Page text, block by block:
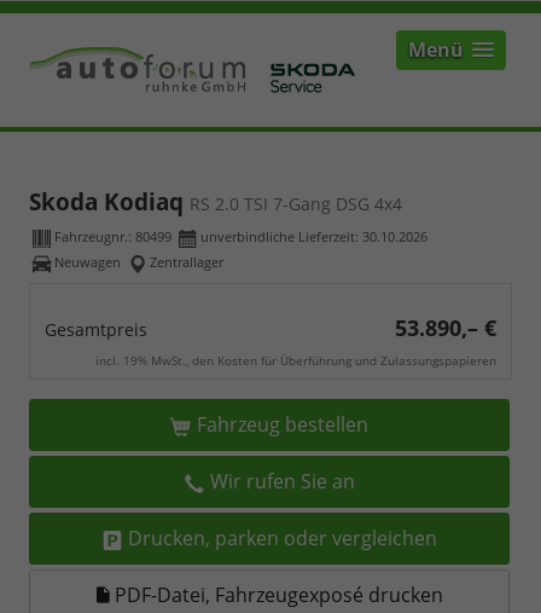
Menü
Skoda Kodiaq RS 2.0 TSI 7-Gang DSG 4x4
Fahrzeugnr.: 80499 unverbindliche Lieferzeit: 30.10.2026
Neuwagen
Zentrallager
Gesamtpreis 53.890,– €
incl. 19% MwSt., den Kosten für Überführung und Zulassungspapieren
Fahrzeug bestellen
Wir rufen Sie an
Drucken, parken oder vergleichen
PDF-Datei, Fahrzeugexposé drucken